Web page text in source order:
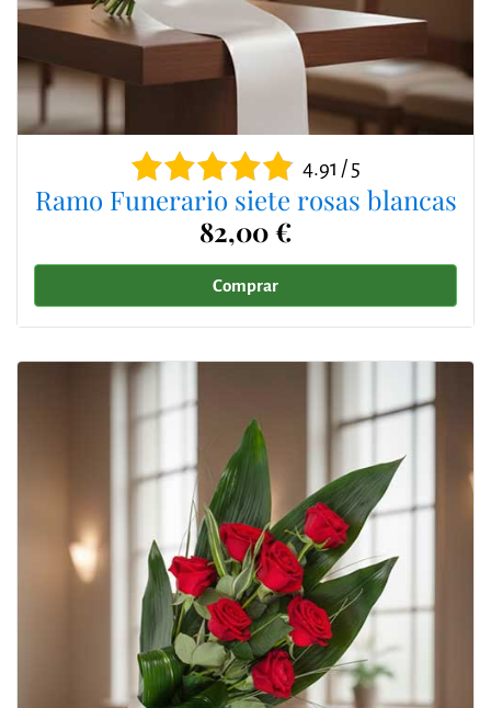
4.91 / 5
Ramo Funerario siete rosas blancas
82,00 €
Comprar